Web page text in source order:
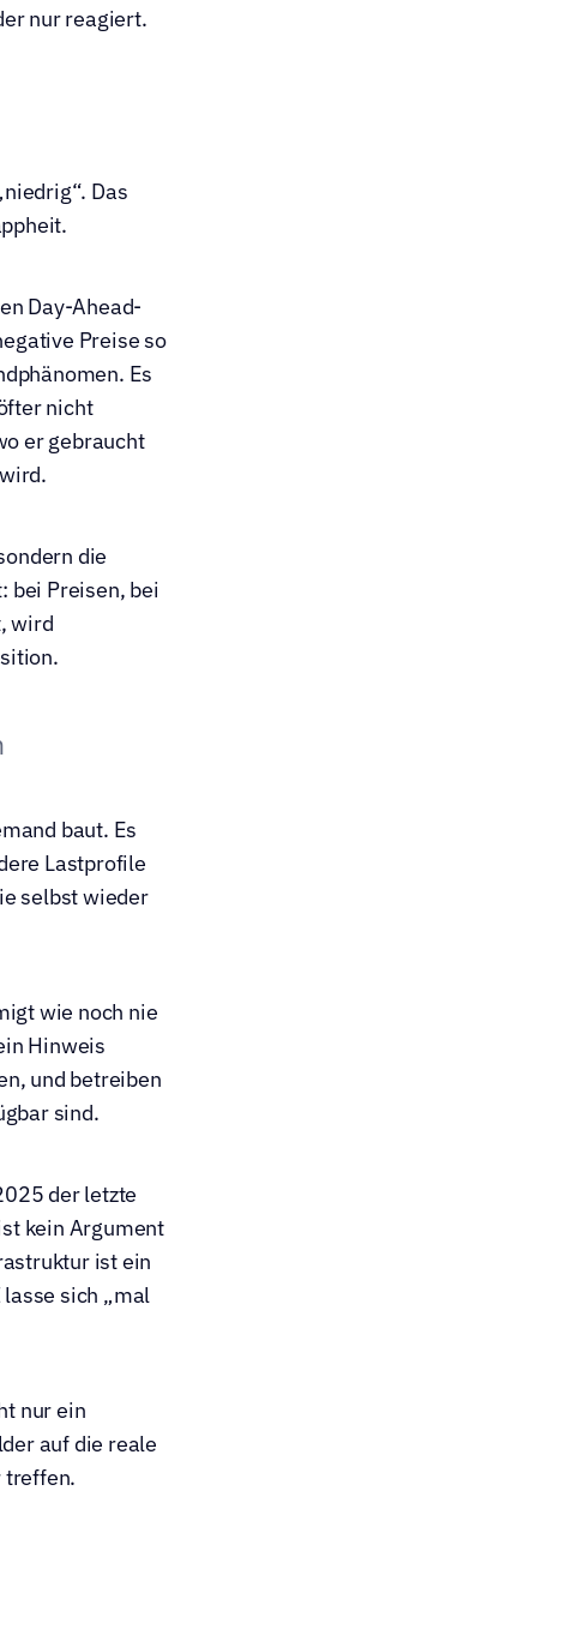
nur reagiert.
Das
Day-Ahead-
Preise so
Es
nicht
er gebraucht
die
bei Preisen, bei
wird
baut. Es
Lastprofile
selbst wieder
wie noch nie
Hinweis
und betreiben
sind.
der letzte
kein Argument
ist ein
sich „mal
nur ein
auf die reale
treffen.